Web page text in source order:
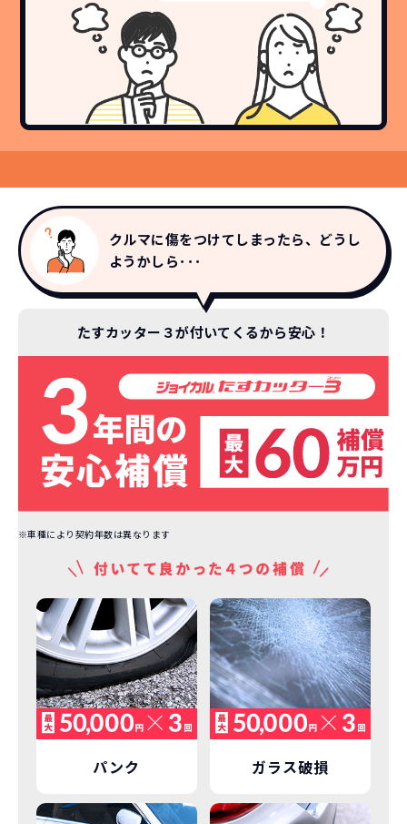
カーリースって結局ローンで買うより高いんで
すよね？
総支払い金額を比べれば一目
瞭然！
圧倒的な安さがお分かりいた
だけます。
新車に乗りたいけど、まとまったお金がない。
ボーナスも不安
頭金・ボーナス払い・車検が不要！
月額以外は一切不要の定額料
金
たしかに安いけど、自分のものにならないんで
しょ？
所有の方がリスクがいっぱい！
3年ごとに新車に乗換えるカ
ーライフ
※車種により契約年数は異なります
自動車ローンで所有した場合
クルマに傷をつけてしまったら、どうし
ようかしら･･･
たすカッター３が付いてくるから安心！
※車種により契約年数は異なります
パンク ガラス破損